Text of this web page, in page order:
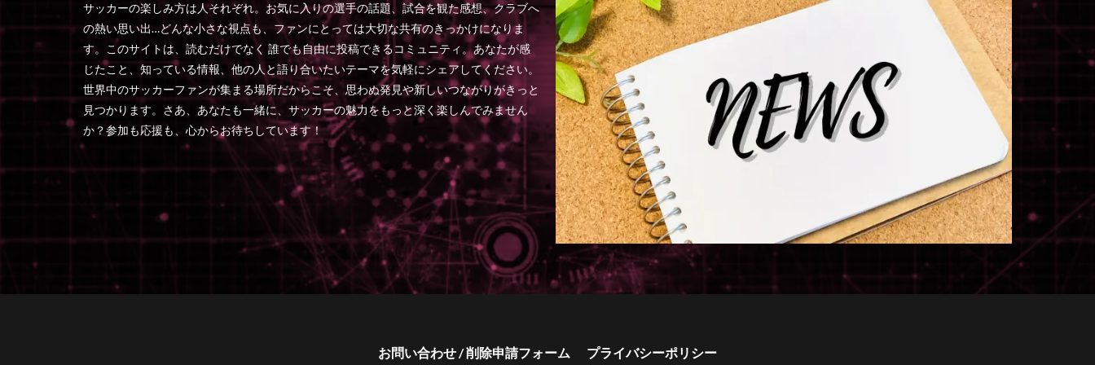
サッカーの楽しみ方は人それぞれ。お気に入りの選手の話題、試合を観た感想、クラブへ
の熱い思い出…どんな小さな視点も、ファンにとっては大切な共有のきっかけになりま
す。このサイトは、読むだけでなく 誰でも自由に投稿できるコミュニティ。あなたが感
じたこと、知っている情報、他の人と語り合いたいテーマを気軽にシェアしてください。
世界中のサッカーファンが集まる場所だからこそ、思わぬ発見や新しいつながりがきっと
見つかります。さあ、あなたも一緒に、サッカーの魅力をもっと深く楽しんでみません
か？参加も応援も、心からお待ちしています！
お問い合わせ / 削除申請フォーム プライバシーポリシー